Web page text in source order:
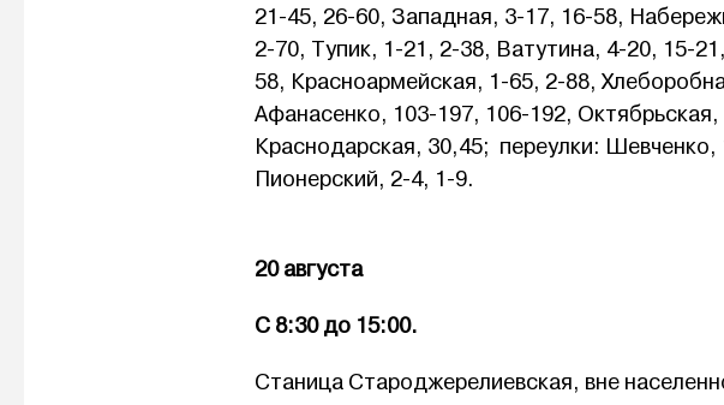
21-45, 26-60, Западная, 3-17, 16-58,
2-70, Тупик, 1-21, 2-38, Ватутина, 4-20, 15-
58, Красноармейская, 1-65, 2-88,
Афанасенко, 103-197, 106-192,
Краснодарская, 30,45; переулки:
Пионерский, 2-4, 1-9.
20 августа
С 8:30 до 15:00.
Станица Староджерелиевская, вне